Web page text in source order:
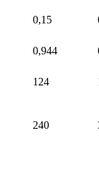
0,15
0,944
124
240